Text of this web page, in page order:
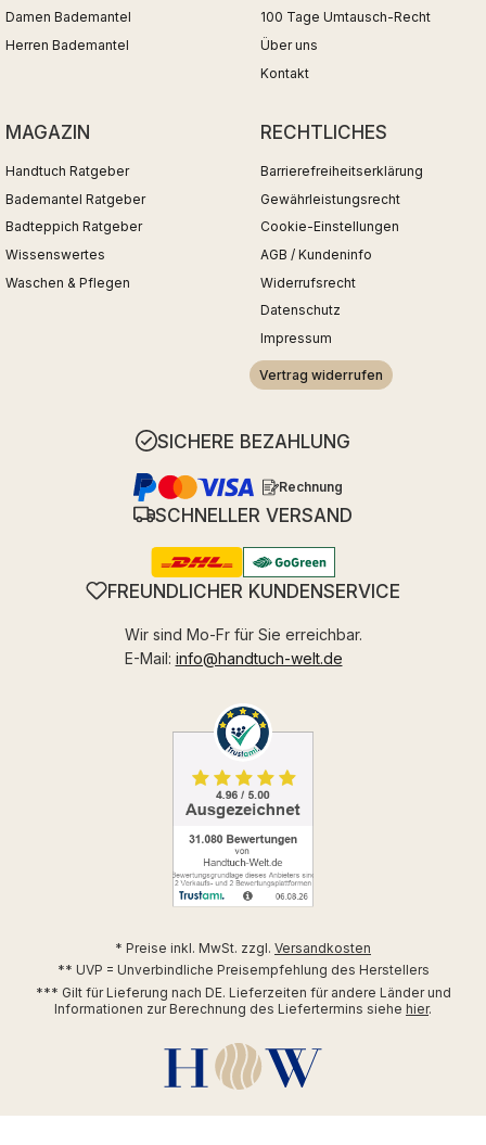
Damen Bademantel
Herren Bademantel
100 Tage Umtausch-Recht
Über uns
Kontakt
MAGAZIN
Handtuch Ratgeber
Bademantel Ratgeber
Badteppich Ratgeber
Wissenswertes
Waschen & Pflegen
RECHTLICHES
Barrierefreiheitserklärung
Gewährleistungsrecht
Cookie-Einstellungen
AGB / Kundeninfo
Widerrufsrecht
Datenschutz
Impressum
Vertrag widerrufen
SICHERE BEZAHLUNG
Rechnung
SCHNELLER VERSAND
FREUNDLICHER KUNDENSERVICE
Wir sind Mo-Fr für Sie erreichbar.
E-Mail: info@handtuch-welt.de
* Preise inkl. MwSt. zzgl. Versandkosten
** UVP = Unverbindliche Preisempfehlung des Herstellers
*** Gilt für Lieferung nach DE. Lieferzeiten für andere Länder und
Informationen zur Berechnung des Liefertermins siehe hier.